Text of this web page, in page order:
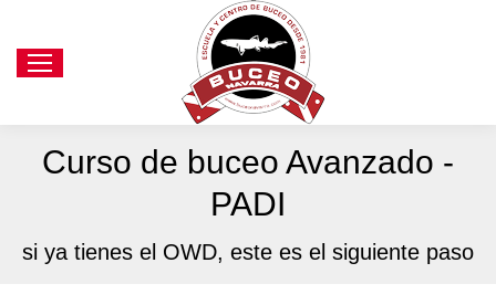
Curso de buceo Avanzado -
PADI
si ya tienes el OWD, este es el siguiente paso